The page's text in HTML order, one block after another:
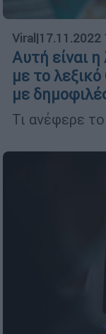
Viral |17.11.2022
Αυτή είναι
με το
με
Τι ανέφερε